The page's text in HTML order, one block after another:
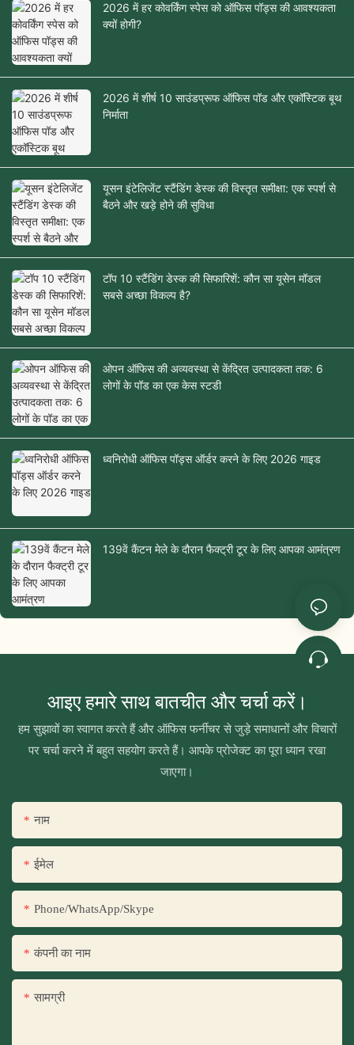
2026 में हर कोवर्किंग स्पेस को ऑफिस पॉड्स की आवश्यकता
क्यों होगी?
2026 में शीर्ष 10 साउंडप्रूफ ऑफिस पॉड और एकॉस्टिक बूथ
निर्माता
यूसन इंटेलिजेंट स्टैंडिंग डेस्क की विस्तृत समीक्षा: एक स्पर्श से
बैठने और खड़े होने की सुविधा
टॉप 10 स्टैंडिंग डेस्क की सिफारिशें: कौन सा यूसेन मॉडल
सबसे अच्छा विकल्प है?
ओपन ऑफिस की अव्यवस्था से केंद्रित उत्पादकता तक: 6
लोगों के पॉड का एक केस स्टडी
ध्वनिरोधी ऑफिस पॉड्स ऑर्डर करने के लिए 2026 गाइड
139वें कैंटन मेले के दौरान फैक्ट्री टूर के लिए आपका आमंत्रण
आइए हमारे साथ बातचीत और चर्चा करें।
हम सुझावों का स्वागत करते हैं और ऑफिस फर्नीचर से जुड़े समाधानों और विचारों
पर चर्चा करने में बहुत सहयोग करते हैं। आपके प्रोजेक्ट का पूरा ध्यान रखा
जाएगा।
नाम
ईमेल
Phone/WhatsApp/Skype
कंपनी का नाम
सामग्री